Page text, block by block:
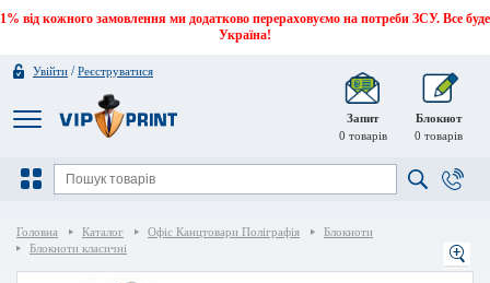
1% від кожного замовлення ми додатково перераховуємо на потреби ЗСУ. Все буде
Україна!
Увійти /Реєструватися
Запит
0 товарів
Блокнот
0 товарів
Головна Каталог Офіс Канцтовари Поліграфія
Блокноти
Блокноти класичні